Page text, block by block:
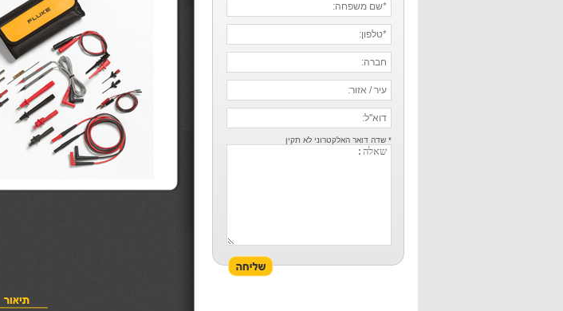
* שדה דואר האלקטרוני לא תקין